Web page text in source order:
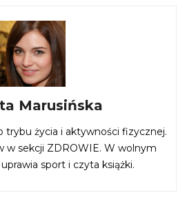
Marusińska
trybu życia i aktywności fizycznej.
w sekcji ZDROWIE. W wolnym
sport i czyta książki.